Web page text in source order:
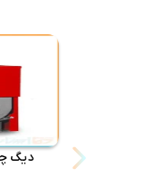
دیگ چدنی